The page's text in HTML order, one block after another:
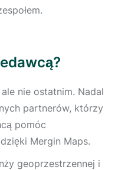
nie ostatnim. Nadal
partnerów, którzy
pomóc
Mergin Maps.
geoprzestrzennej i